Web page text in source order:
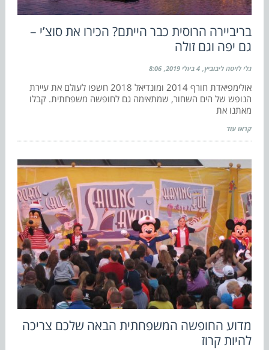
בריביירה הרוסית כבר הייתם? הכירו את סוצ’י –
גם יפה וגם זולה
גלי לויטה ליבוביץ 4 ביולי 2019 8:06
אולימפיאדת חורף 2014 ומונדיאל 2018 חשפו לעולם את עיירת
הנופש של הים השחור, שמתאימה גם לחופשה משפחתית. קבלו
מאתנו את
קראו עוד
מדוע החופשה המשפחתית הבאה שלכם צריכה
להיות קרוז